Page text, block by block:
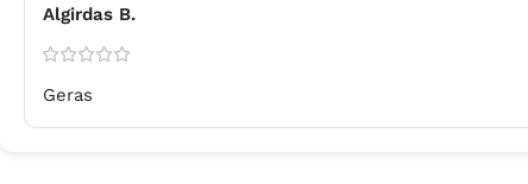
Algirdas B.
Geras